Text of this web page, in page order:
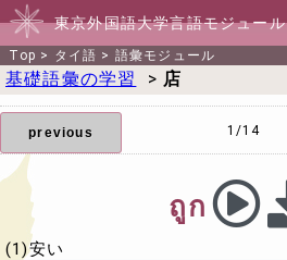
東京外国語大学言語モジュール
Top > タイ語 > 語彙モジュール
基礎語彙の学習 > 店
previous 1/14
ถูก
(1)安い